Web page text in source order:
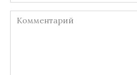
Комментарий